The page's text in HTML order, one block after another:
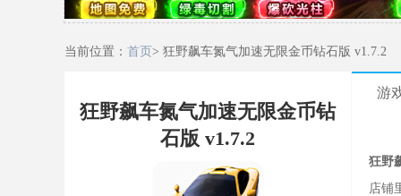
当前位置： 首页 > 狂野飙车氮气加速无限金币钻石版 v1.7.2
狂野飙车氮气加速无限金币钻
石版 v1.7.2
游
狂野
店铺